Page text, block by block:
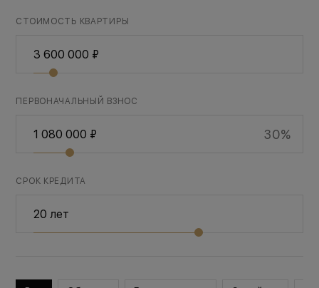
СТОИМОСТЬ КВАРТИРЫ
ПЕРВОНАЧАЛЬНЫЙ ВЗНОС
30%
СРОК КРЕДИТА